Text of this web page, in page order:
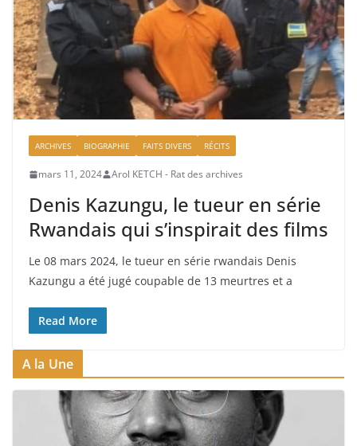
ARCHIVES BIOGRAPHIE FAITS DIVERS RÉCITS
mars 11, 2024 Arol KETCH - Rat des archives
Denis Kazungu, le tueur en série
Rwandais qui s’inspirait des films
Le 08 mars 2024, le tueur en série rwandais Denis
Kazungu a été jugé coupable de 13 meurtres et a
Read More
A la Une